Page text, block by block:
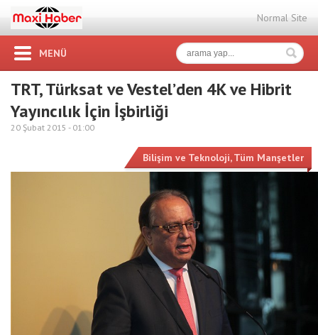
Normal Site
MENÜ
TRT, Türksat ve Vestel’den 4K ve Hibrit
Yayıncılık İçin İşbirliği
20 Şubat 2015 - 01:00
Bilişim ve Teknoloji,Tüm Manşetler